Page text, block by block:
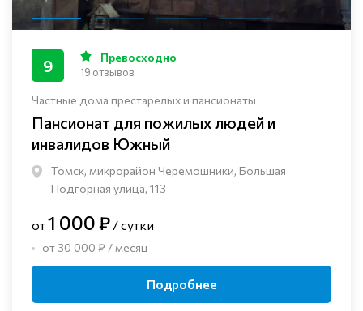
Частные дома престарелых и пансионаты
Пансионат для пожилых людей и
инвалидов Южный
Томск, микрорайон Черемошники, Большая
Подгорная улица, 113
9 Превосходно
19 отзывов
от1 000 ₽ / сутки
от 30 000 ₽ / месяц
Подробнее